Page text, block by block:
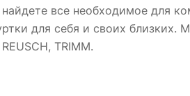
все необходимое для
для себя и своих близких.
TRIMM.